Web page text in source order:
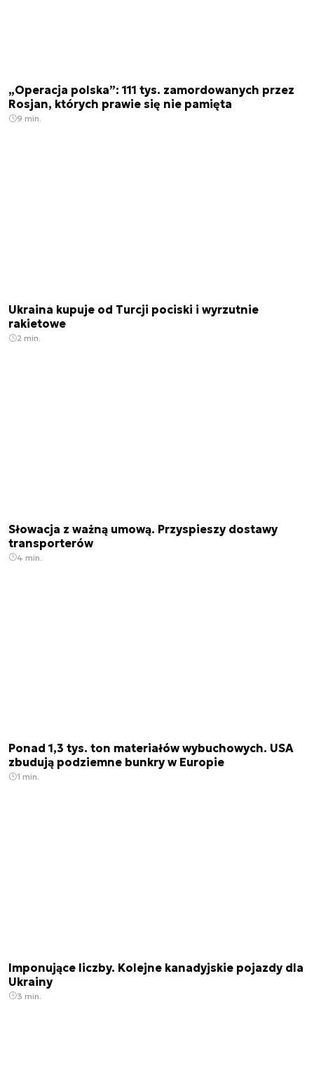
„Operacja polska”: 111 tys. zamordowanych przez
Rosjan, których prawie się nie pamięta
9 min.
Ukraina kupuje od Turcji pociski i wyrzutnie
rakietowe
2 min.
Słowacja z ważną umową. Przyspieszy dostawy
transporterów
4 min.
Ponad 1,3 tys. ton materiałów wybuchowych. USA
zbudują podziemne bunkry w Europie
1 min.
Imponujące liczby. Kolejne kanadyjskie pojazdy dla
Ukrainy
3 min.